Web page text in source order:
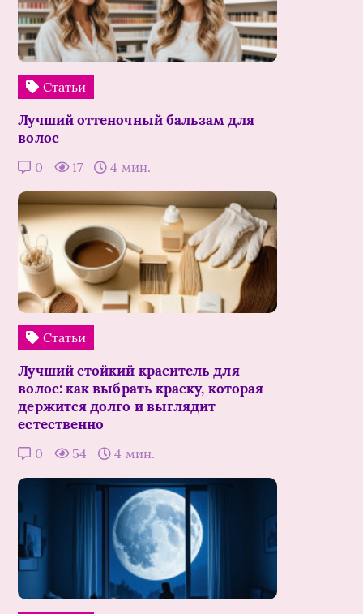
Статьи
Лучший оттеночный бальзам для
волос
0 17 4 мин.
Статьи
Лучший стойкий краситель для
волос: как выбрать краску, которая
держится долго и выглядит
естественно
0 54 4 мин.